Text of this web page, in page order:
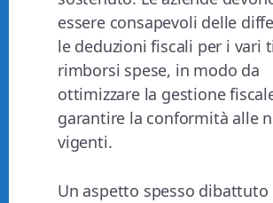
essere consapevoli delle
le deduzioni fiscali per i vari
rimborsi spese, in modo da
ottimizzare la gestione
garantire la conformità alle
vigenti.
Un aspetto spesso dibattuto